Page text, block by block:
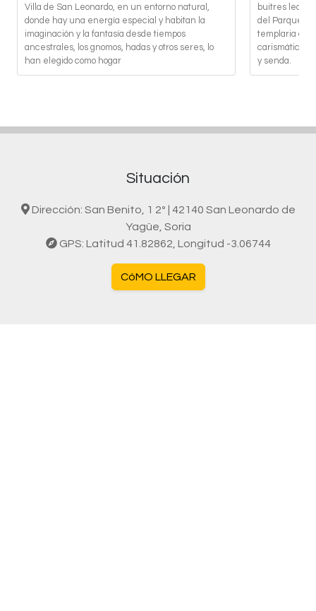
Villa de San Leonardo, en un entorno natural,
donde hay una energía especial y habitan la
imaginación y la fantasía desde tiempos
ancestrales, los gnomos, hadas y otros seres, lo
han elegido como hogar
buitres
del Parque,
templaria de
carismáticos.
y senda.
Situación
Dirección: San Benito, 1 2º | 42140 San Leonardo de
Yagüe, Soria
GPS: Latitud 41.82862, Longitud -3.06744
CóMO LLEGAR